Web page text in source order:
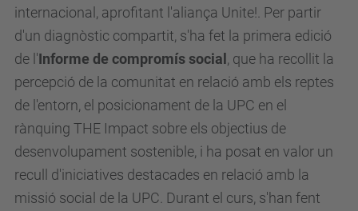
internacional, aprofitant l'aliança Unite!. Per partir
d'un diagnòstic compartit, s'ha fet la primera edició
de l'Informe de compromís social , que ha recollit la
percepció de la comunitat en relació amb els reptes
de l'entorn, el posicionament de la UPC en el
rànquing THE Impact sobre els objectius de
desenvolupament sostenible, i ha posat en valor un
recull d'iniciatives destacades en relació amb la
missió social de la UPC. Durant el curs, s'han fent